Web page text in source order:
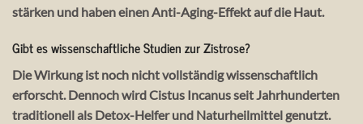
stärken und haben einen Anti-Aging-Effekt auf die Haut.
Gibt es wissenschaftliche Studien zur Zistrose?
Die Wirkung ist noch nicht vollständig wissenschaftlich
erforscht. Dennoch wird Cistus Incanus seit Jahrhunderten
traditionell als Detox-Helfer und Naturheilmittel genutzt.